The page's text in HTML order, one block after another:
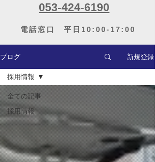
053-424-6190
電話窓口 平日10:00-17:00
ブログ 新規登録
全ての記事
採用情報
採用情報